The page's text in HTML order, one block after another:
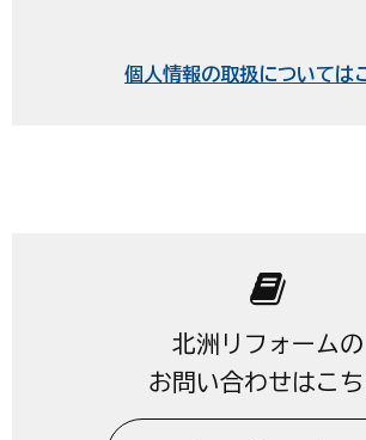
個人情報の取扱については
北洲リフォームの
お問い合わせはこ